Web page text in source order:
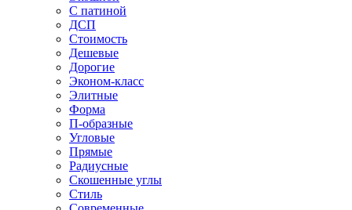
С патиной
ДСП
Стоимость
Дешевые
Дорогие
Эконом-класс
Элитные
Форма
П-образные
Угловые
Прямые
Радиусные
Скошенные углы
Стиль